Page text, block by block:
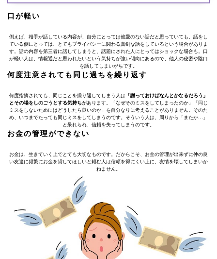
口が軽い
例えば、相手が話している内容が、自分にとっては他愛のない話だと思っていても、話をし
ている側にとっては、とてもプライバシーに関わる真剣な話をしているという場合がありま
す。話の内容を第三者に話してしまうと、話題にされた人にとってはショックな場合も。口
が軽い人は、情報通だと思われたいという気持ちが強い傾向にあるので、他人の秘密や陰口
を話してしまいがちです。
何度注意されても同じ過ちを繰り返す
何度指摘されても、同じことを繰り返してしまう人は 「謝っておけばなんとかなるだろう」
とその場をしのごうとする気持ちがあります。「なぜそのミスをしてしまったのか」「同じ
ミスをしないためにはどうしたら良いのか」を自分なりに考えることがありません。そのた
め、いつまでたっても同じミスをしてしまうのです。そういう人は、周りから「またか…」
と呆れられ、信頼を失ってしまうのです。
お金の管理ができない
お金は、生きていく上でとても大切なものです。だからこそ、お金の管理が出来ずに仲の良
い友達に頻繁にお金を貸してほしいと頼む人は信頼を得にくい上に、友情を壊してしまいか
ねません。